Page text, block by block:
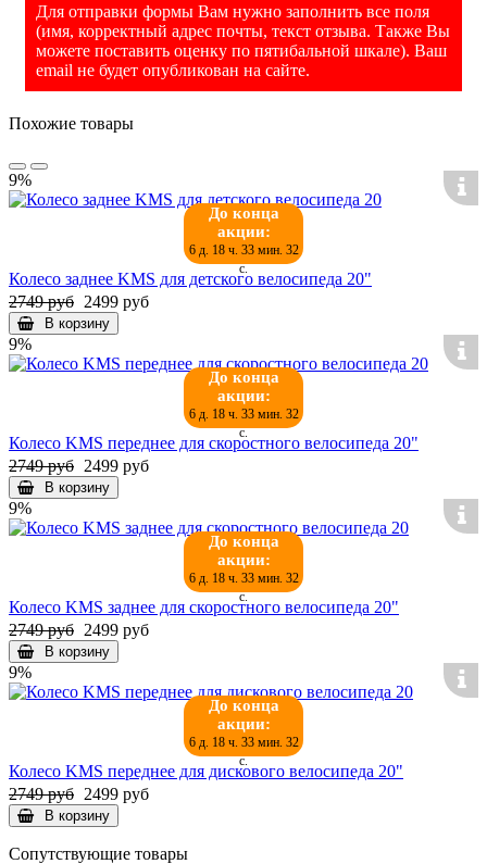
Для отправки формы Вам нужно заполнить все поля
(имя, корректный адрес почты, текст отзыва. Также Вы
можете поставить оценку по пятибальной шкале). Ваш
email не будет опубликован на сайте.
Похожие товары
9%
До конца
акции:
6 д. 18 ч. 33 мин. 32
с.
Колесо заднее KMS для детского велосипеда 20"
2749 руб 2499 руб
В корзину
9%
До конца
акции:
6 д. 18 ч. 33 мин. 32
с.
Колесо KMS переднее для скоростного велосипеда 20"
2749 руб 2499 руб
В корзину
9%
До конца
акции:
6 д. 18 ч. 33 мин. 32
с.
Колесо KMS заднее для скоростного велосипеда 20"
2749 руб 2499 руб
В корзину
9%
До конца
акции:
6 д. 18 ч. 33 мин. 32
с.
Колесо KMS переднее для дискового велосипеда 20"
2749 руб 2499 руб
В корзину
Сопутствующие товары